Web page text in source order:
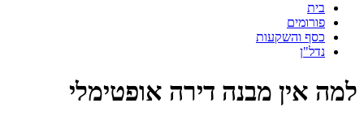
בית
פורומים
כסף והשקעות
נדל"ן
למה אין מבנה דירה אופטימלי